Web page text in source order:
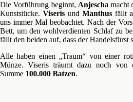
Die Vorführung beginnt, Anjescha macht
Kunststücke. Viseris und Manthus fällt
uns immer Mal beobachtet. Nach der
Bett, um den wohlverdienten Schlaf zu
fällt den beiden auf, dass der Handelsfürst
Alle haben einen „Traum“ von einer
Münze. Viseris träumt dazu noch
Summe 100.000 Batzen.